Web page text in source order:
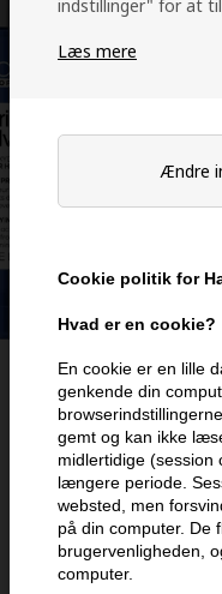
indstillinger" for at
Læs mere
Ændre
Cookie politik for
Hvad er en cookie?
En cookie er en lille
genkende din
gemt og kan ikke
midlertidige (session
længere periode.
websted, men
på din computer. De
brugervenligheden,
computer.